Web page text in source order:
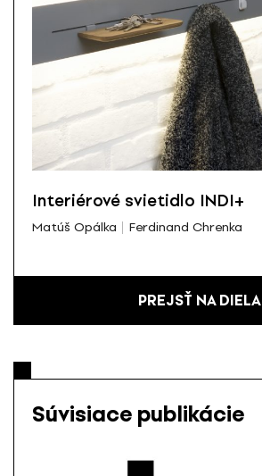
Interiérové svietidlo INDI+
Matúš Opálka Ferdinand Chrenka
PREJSŤ NA DIELA
Súvisiace publikácie